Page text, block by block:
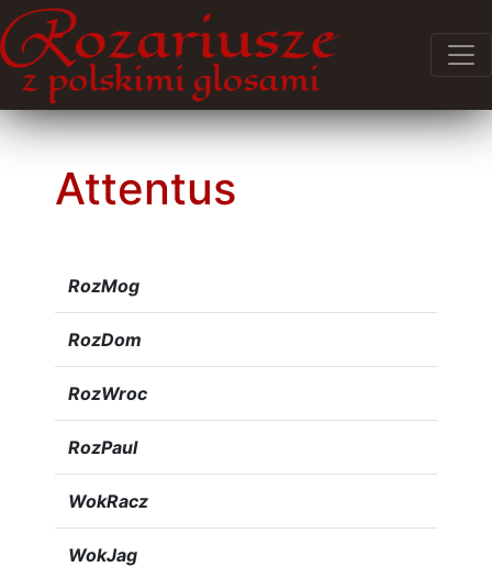
Attentus
RozMog
RozDom
RozWroc
RozPaul
WokRacz
WokJag